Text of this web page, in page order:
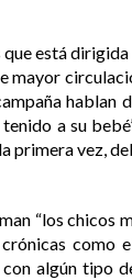
está
mayor
a su
primera vez,
“los chicos
como
algún tipo